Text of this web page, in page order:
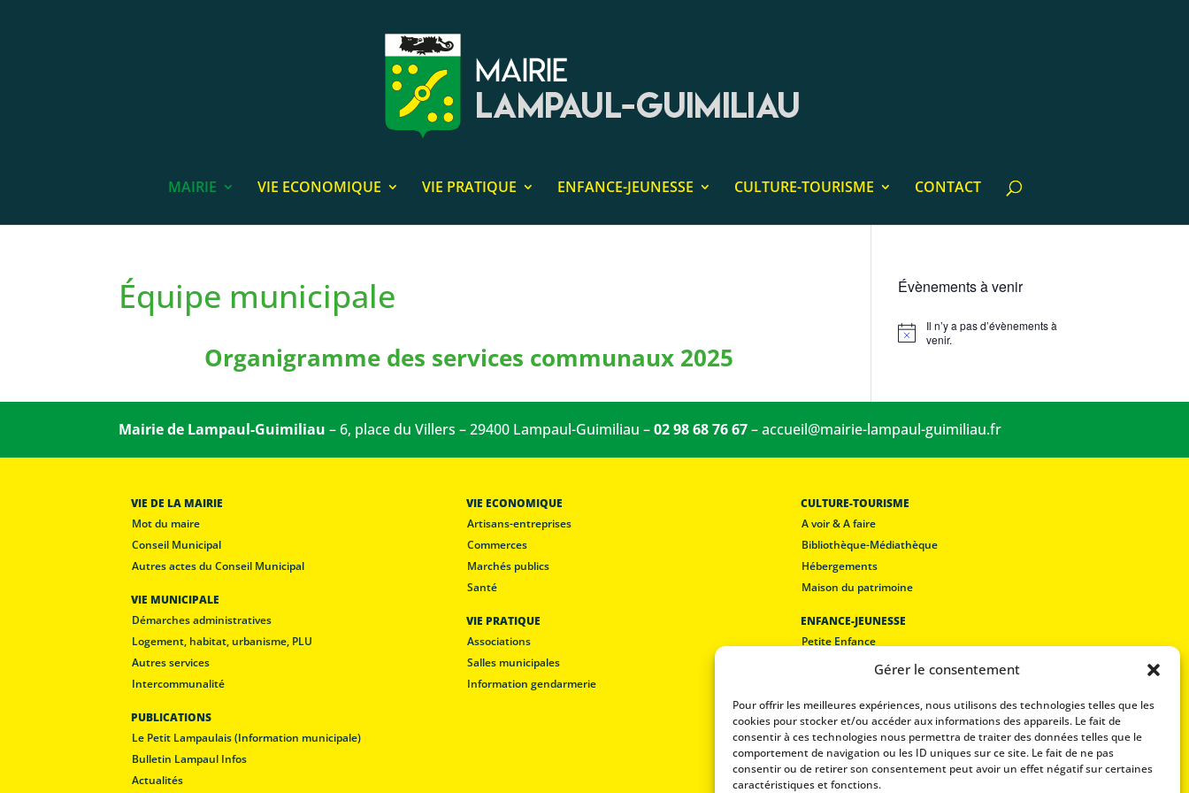
Gérer le consentement
Pour offrir les meilleures expériences, nous utilisons des technologies telles que les
cookies pour stocker et/ou accéder aux informations des appareils. Le fait de
consentir à ces technologies nous permettra de traiter des données telles que le
comportement de navigation ou les ID uniques sur ce site. Le fait de ne pas
consentir ou de retirer son consentement peut avoir un effet négatif sur certaines
caractéristiques et fonctions.
MAIRIE VIE ECONOMIQUE VIE PRATIQUE ENFANCE-JEUNESSE CULTURE-TOURISME CONTACT
Équipe municipale
Organigramme des services communaux 2025
Évènements à venir
Notice
Il n’y a pas d’évènements à
venir.
Mairie de Lampaul-Guimiliau – 6, place du Villers – 29400 Lampaul-Guimiliau –02 98 68 76 67–accueil@mairie-lampaul-guimiliau.fr
VIE DE LA MAIRIE
Mot du maire
Conseil Municipal
Autres actes du Conseil Municipal
VIE MUNICIPALE
Démarches administratives
Logement, habitat, urbanisme, PLU
Autres services
Intercommunalité
PUBLICATIONS
Le Petit Lampaulais (Information municipale)
Bulletin Lampaul Infos
Actualités
VIE ECONOMIQUE
Artisans-entreprises
Commerces
Marchés publics
Santé
VIE PRATIQUE
Associations
Salles municipales
Information gendarmerie
CULTURE-TOURISME
A voir & A faire
Bibliothèque-Médiathèque
Hébergements
Maison du patrimoine
ENFANCE-JEUNESSE
Petite Enfance
Restaurant scolaire
Mentions légales
Politique de confidentialité